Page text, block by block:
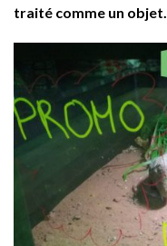
traité comme un objet.